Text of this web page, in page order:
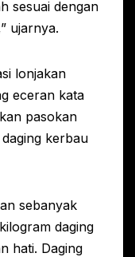
sesuai dengan
ujarnya.
lonjakan
eceran kata
pasokan
kerbau
sebanyak
daging
hati. Daging